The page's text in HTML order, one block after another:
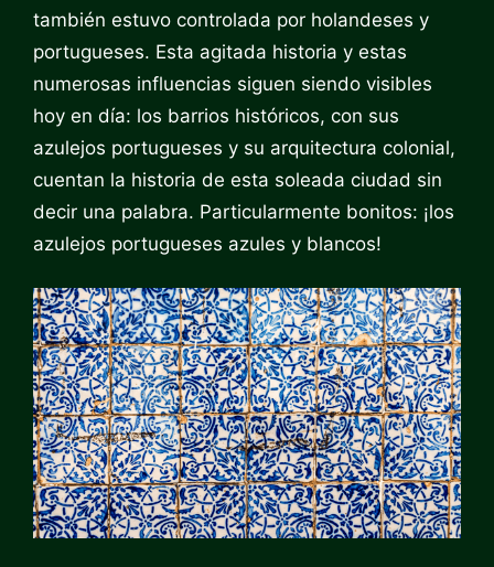
también estuvo controlada por holandeses y
portugueses. Esta agitada historia y estas
numerosas influencias siguen siendo visibles
hoy en día: los barrios históricos, con sus
azulejos portugueses y su arquitectura colonial,
cuentan la historia de esta soleada ciudad sin
decir una palabra. Particularmente bonitos: ¡los
azulejos portugueses azules y blancos!